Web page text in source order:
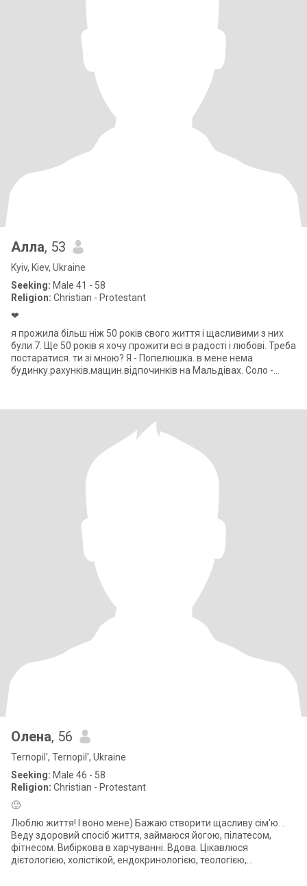
Алла, 53
Kyiv, Kiev, Ukraine
Seeking: Male 41 - 58
Religion: Christian - Protestant
❤
я прожила більш ніж 50 років свого життя і щасливими з них
були 7. Ще 50 років я хочу прожити всі в радості і любові. Треба
постаратися. ти зі мною? Я - Попелюшка. в мене нема
будинку.рахунків.мащин.відпочинків на Мальдівах. Соло -
Олена, 56
Ternopil', Ternopil', Ukraine
Seeking: Male 46 - 58
Religion: Christian - Protestant
🙂
Люблю життя! І воно мене) Бажаю створити щасливу сім'ю. .
Веду здоровий спосіб життя, займаюся йогою, пілатесом,
фітнесом. Вибіркова в харчуванні. Вдова. Цікавлюся
дієтологією, холістікой, ендокринологією, теологією,